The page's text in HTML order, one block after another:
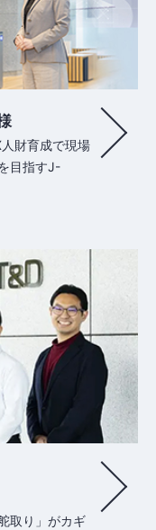
財育成で現場
目指すJ-
取り」がカギ